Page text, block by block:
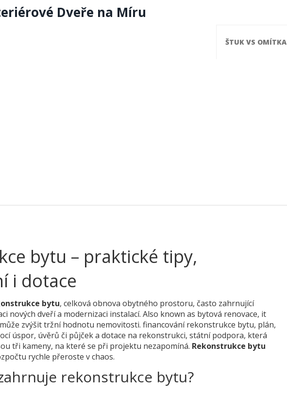
Dveře na Míru
ŠTUK VS OMÍTKA
bytu – praktické tipy,
i dotace
bytu, celková obnova obytného prostoru, často zahrnující
nových dveří a modernizaci instalací. Also known as bytová renovace, it
zvýšit tržní hodnotu nemovitosti. financování rekonstrukce bytu, plán,
úspor, úvěrů či půjčeka dotace na rekonstrukci, státní podpora, která
tři kameny, na které se při projektu nezapomíná. Rekonstrukce bytu
rychle přeroste v chaos.
rekonstrukce bytu?